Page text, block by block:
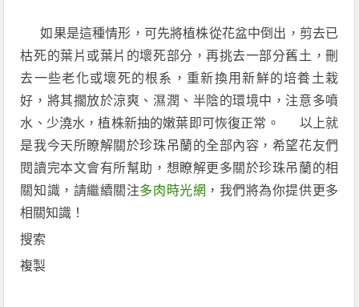
如果是這種情形，可先將植株從花盆中倒出，剪去已
枯死的葉片或葉片的壞死部分，再挑去一部分舊土，刪
去一些老化或壞死的根系，重新換用新鮮的培養土栽
好，將其擱放於涼爽、濕潤、半陰的環境中，注意多噴
水、少澆水，植株新抽的嫩葉即可恢復正常。 以上就
是我今天所瞭解關於珍珠吊蘭的全部內容，希望花友們
閱讀完本文會有所幫助，想瞭解更多關於珍珠吊蘭的相
關知識，請繼續關注多肉時光網 ，我們將為你提供更多
相關知識！
搜索
複製